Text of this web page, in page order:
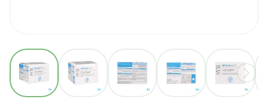
View larger image